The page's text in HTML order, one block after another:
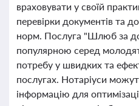
враховувати у своїй
перевірки документів та
норм. Послуга "Шлюб за
популярною серед
потребу у швидких та
послугах. Нотаріуси
інформацію для